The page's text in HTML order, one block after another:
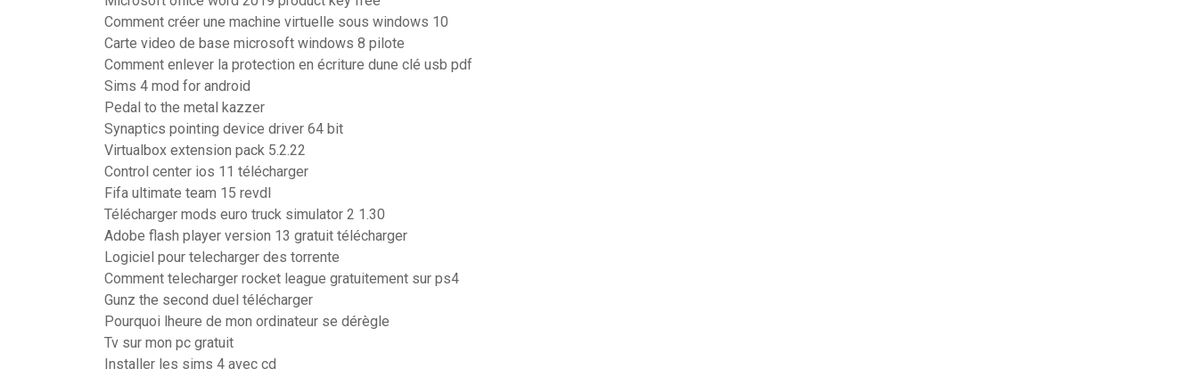
Comment créer une machine virtuelle sous windows 10
Carte video de base microsoft windows 8 pilote
Comment enlever la protection en écriture dune clé usb pdf
Sims 4 mod for android
Pedal to the metal kazzer
Synaptics pointing device driver 64 bit
Virtualbox extension pack 5.2.22
Control center ios 11 télécharger
Fifa ultimate team 15 revdl
Télécharger mods euro truck simulator 2 1.30
Adobe flash player version 13 gratuit télécharger
Logiciel pour telecharger des torrente
Comment telecharger rocket league gratuitement sur ps4
Gunz the second duel télécharger
Pourquoi lheure de mon ordinateur se dérègle
Tv sur mon pc gratuit
Installer les sims 4 avec cd